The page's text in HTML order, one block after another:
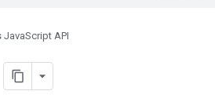
JavaScript API